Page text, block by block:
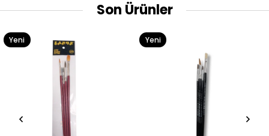
Son Ürünler
Yeni
Yeni